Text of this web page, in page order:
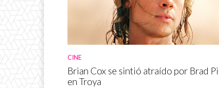
CINE
Brian Cox se sintió atraído por Brad
en Troya